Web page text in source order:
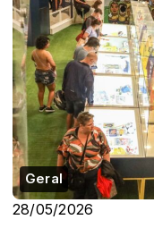
Geral
28/05/2026